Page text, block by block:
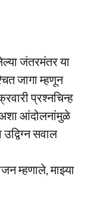
जंतरमंतर या
जागा म्हणून
प्रश्नचिन्ह
अशा आंदोलनांमुळे
सवाल
म्हणाले, माझ्या